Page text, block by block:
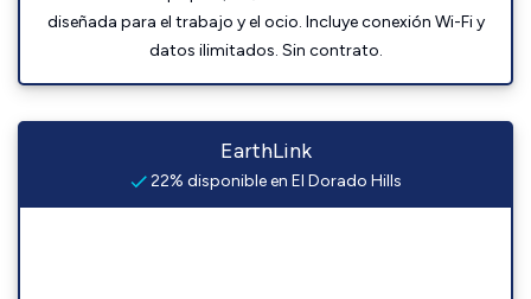
diseñada para el trabajo y el ocio. Incluye conexión Wi-Fi y
datos ilimitados. Sin contrato.
EarthLink
22% disponible en El Dorado Hills